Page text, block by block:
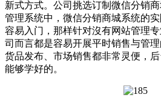
新式方式。公司挑选订制微信分销
管理系统中，微信分销商城系统的
容易入门，那样针对沒有网站管理
司而言都是容易开展平时销售与管
货品发布、市场销售都非常灵便，后
能够学好的。